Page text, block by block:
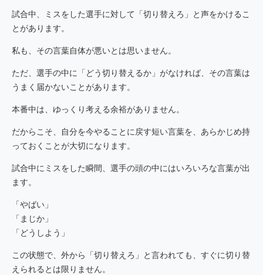
試合中、ミスをした選手に対して「切り替えろ」と声をかけるこ
とがあります。
私も、その言葉自体が悪いとは思いません。
ただ、選手の中に「どう切り替えるか」がなければ、その言葉は
うまく届かないことがあります。
本番中は、ゆっくり考える余裕がありません。
だからこそ、自分を今やることに戻す短い言葉を、あらかじめ持
っておくことが大切になります。
試合中にミスをした瞬間、選手の頭の中にはいろいろな言葉が出
ます。
「やばい」
「まじか」
「どうしよう」
この状態で、外から「切り替えろ」と言われても、すぐに切り替
えられるとは限りません。